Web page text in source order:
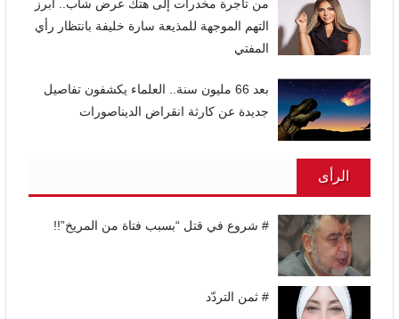
من تاجرة مخدرات إلى هتك عرض شاب.. أبرز
التهم الموجهة للمذيعة سارة خليفة بانتظار رأي
المفتي
بعد 66 مليون سنة.. العلماء يكشفون تفاصيل
جديدة عن كارثة انقراض الديناصورات
الرأى
# شروع في قتل “بسبب فتاة من المريخ”!!
# ثمن التردّد